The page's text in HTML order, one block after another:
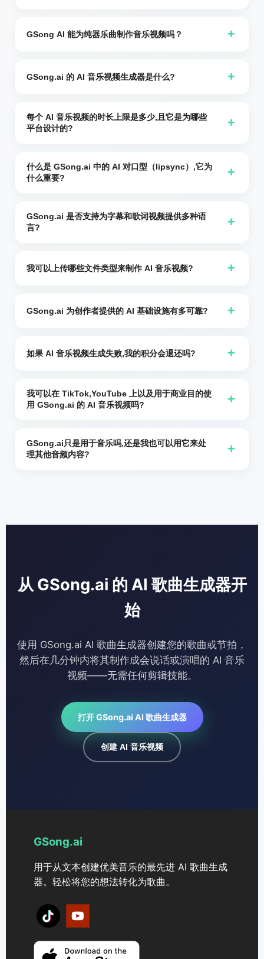
频时，需要设置“修剪开始”时间和“修剪结束”时间。“修剪结
途结束。同时，请让音频和照片匹配以获得最佳效果——如
GSong AI 能为纯器乐曲制作音乐视频吗？ +
的纯伴奏曲目生成音乐视频。在“音频语言”下拉菜单中，选
GSong.ai 的 AI 音乐视频生成器是什么? +
或头像变成一个短的竖屏视频。我们的 AI 对嘴引擎让你的
照片歌唱或说话,同时我们添加屏幕字幕,这样你就可以快速
内容。
每个 AI 音乐视频的时长上限是多少,且它是为哪些
平台设计的?
+
TikTok,YouTube Shorts,Instagram Reels,Facebook
Stories 以及其他竖屏视频流等短视频平台设计的。
什么是 GSong.ai 中的 AI 对口型（lipsync）,它为
什么重要?
+
然地随音频移动。它分析您歌曲或声音的节奏与发音,生成视
频帧,其中口型,表情和时序与每个词和节拍保持同步。
GSong.ai 是否支持为字幕和歌词视频提供多种语
言?
+
语,法语,葡萄牙语,德语,荷兰语,意大利语,瑞典语,挪威语,捷克
我可以上传哪些文件类型来制作 AI 音乐视频? +
图像格式,例如 JPG 或 PNG。为获得最佳效果,请使用纵向照
GSong.ai 为创作者提供的 AI 基础设施有多可靠? +
擎上处理了 200,000+ 个视频和字幕任务。这为创作者提供
如果 AI 音乐视频生成失败,我的积分会退还吗? +
生成,用于该次尝试的点数（credits）将自动返回到您的账
户中。
我可以在 TikTok,YouTube 上以及用于商业目的使
用 GSong.ai 的 AI 音乐视频吗?
+
以及其他平台上使用您的 AI 音乐视频,包括许多商业场景。
不过,您有责任确保您拥有视频中所显示的图像,音频,标识和
GSong.ai只是用于音乐吗,还是我也可以用它来处
理其他音频内容?
+
从 GSong.ai 的 AI 歌曲生成器开
始
使用 GSong.ai AI 歌曲生成器创建您的歌曲或节拍，
然后在几分钟内将其制作成会说话或演唱的 AI 音乐
视频——无需任何剪辑技能。
打开 GSong.ai AI 歌曲生成器
创建 AI 音乐视频
GSong.ai
用于从文本创建优美音乐的最先进 AI 歌曲生成
器。轻松将您的想法转化为歌曲。